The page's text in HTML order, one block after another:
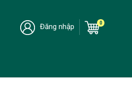
Đăng nhập 0